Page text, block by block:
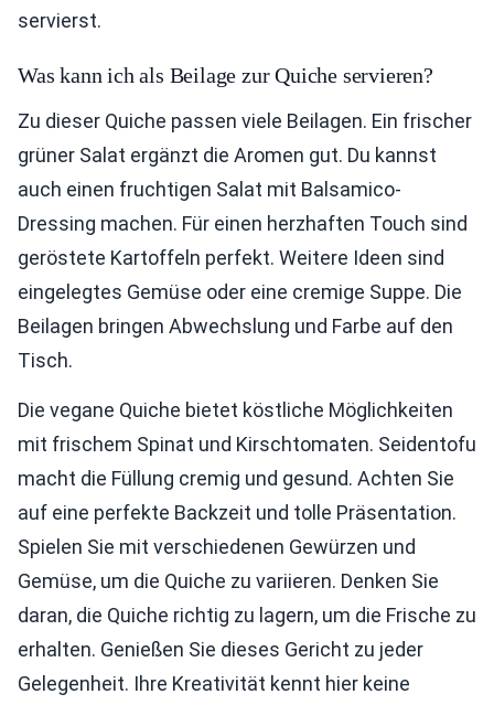
servierst.
Was kann ich als Beilage zur Quiche servieren?
Zu dieser Quiche passen viele Beilagen. Ein frischer
grüner Salat ergänzt die Aromen gut. Du kannst
auch einen fruchtigen Salat mit Balsamico-
Dressing machen. Für einen herzhaften Touch sind
geröstete Kartoffeln perfekt. Weitere Ideen sind
eingelegtes Gemüse oder eine cremige Suppe. Die
Beilagen bringen Abwechslung und Farbe auf den
Tisch.
Die vegane Quiche bietet köstliche Möglichkeiten
mit frischem Spinat und Kirschtomaten. Seidentofu
macht die Füllung cremig und gesund. Achten Sie
auf eine perfekte Backzeit und tolle Präsentation.
Spielen Sie mit verschiedenen Gewürzen und
Gemüse, um die Quiche zu variieren. Denken Sie
daran, die Quiche richtig zu lagern, um die Frische zu
erhalten. Genießen Sie dieses Gericht zu jeder
Gelegenheit. Ihre Kreativität kennt hier keine